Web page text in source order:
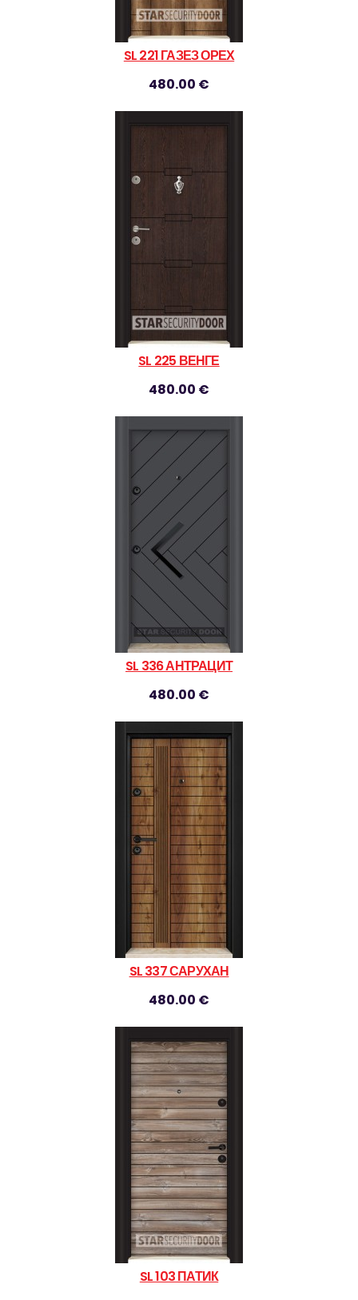
SL 221 ГАЗЕЗ ОРЕХ
480.00 €
SL 225 ВЕНГЕ
480.00 €
SL 336 АНТРАЦИТ
480.00 €
SL 337 САРУХАН
480.00 €
SL 103 ПАТИК